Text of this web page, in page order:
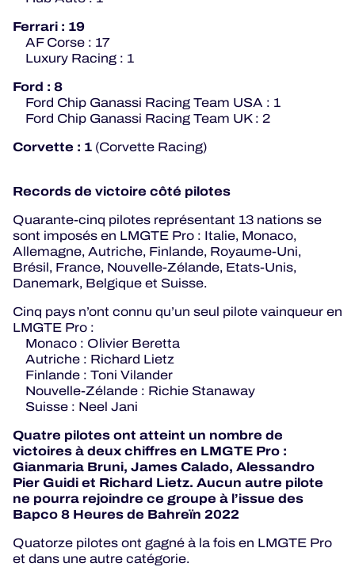
Ferrari : 19
AF Corse : 17
Luxury Racing : 1
Ford : 8
Ford Chip Ganassi Racing Team USA : 1
Ford Chip Ganassi Racing Team UK : 2
Corvette : 1 (Corvette Racing)
Records de victoire côté pilotes
Quarante-cinq pilotes représentant 13 nations se
sont imposés en LMGTE Pro : Italie, Monaco,
Allemagne, Autriche, Finlande, Royaume-Uni,
Brésil, France, Nouvelle-Zélande, Etats-Unis,
Danemark, Belgique et Suisse.
Cinq pays n’ont connu qu’un seul pilote vainqueur en
LMGTE Pro :
Monaco : Olivier Beretta
Autriche : Richard Lietz
Finlande : Toni Vilander
Nouvelle-Zélande : Richie Stanaway
Suisse : Neel Jani
Quatre pilotes ont atteint un nombre de
victoires à deux chiffres en LMGTE Pro :
Gianmaria Bruni, James Calado, Alessandro
Pier Guidi et Richard Lietz. Aucun autre pilote
ne pourra rejoindre ce groupe à l’issue des
Bapco 8 Heures de Bahreïn 2022
Quatorze pilotes ont gagné à la fois en LMGTE Pro
et dans une autre catégorie.